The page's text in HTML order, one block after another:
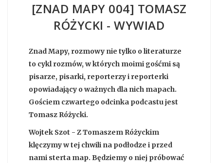
[ZNAD MAPY 004] TOMASZ
RÓŻYCKI - WYWIAD
Znad Mapy, rozmowy nie tylko o literaturze
to cykl rozmów, w których moimi gośćmi są
pisarze, pisarki, reporterzy i reporterki
opowiadający o ważnych dla nich mapach.
Gościem czwartego odcinka podcastu jest
Tomasz Różycki.
Wojtek Szot - Z Tomaszem Różyckim
klęczymy w tej chwili na podłodze i przed
nami sterta map. Będziemy o niej próbować